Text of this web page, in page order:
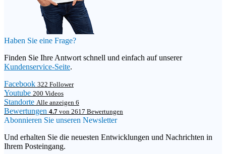
Haben Sie eine Frage?
Finden Sie Ihre Antwort schnell und einfach auf unserer
Kundenservice-Seite.
Facebook 322 Follower
Youtube 200 Videos
Standorte Alle anzeigen 6
Bewertungen 4.7 von 2617 Bewertungen
Abonnieren Sie unseren Newsletter
Und erhalten Sie die neuesten Entwicklungen und Nachrichten in
Ihrem Posteingang.